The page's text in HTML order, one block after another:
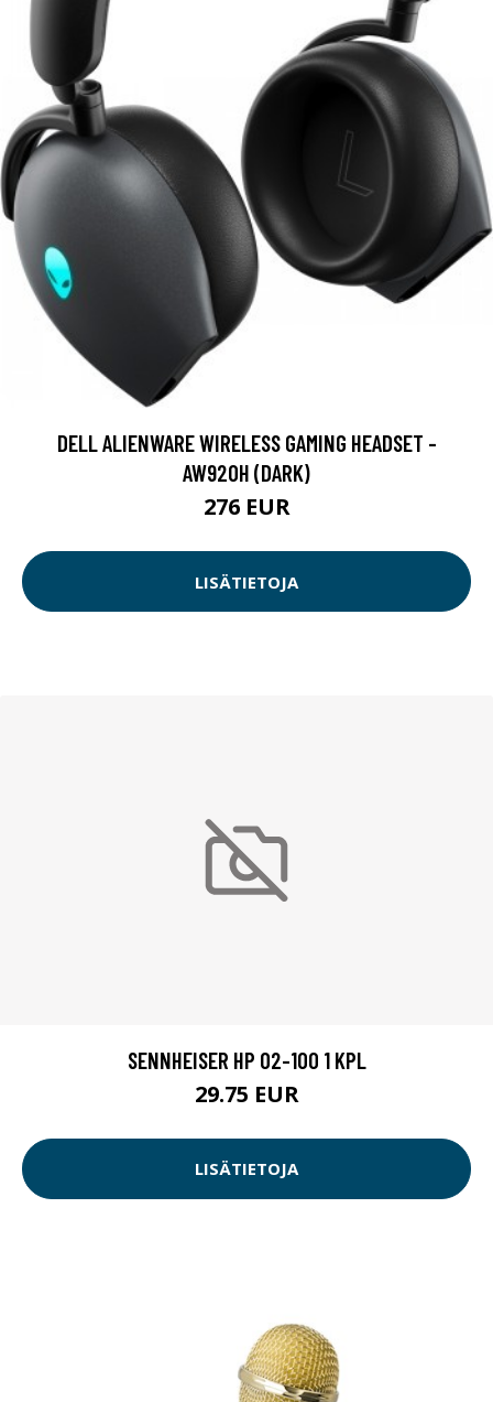
DELL ALIENWARE WIRELESS GAMING HEADSET -
AW920H (DARK)
276 EUR
LISÄTIETOJA
SENNHEISER HP 02-100 1 KPL
29.75 EUR
LISÄTIETOJA